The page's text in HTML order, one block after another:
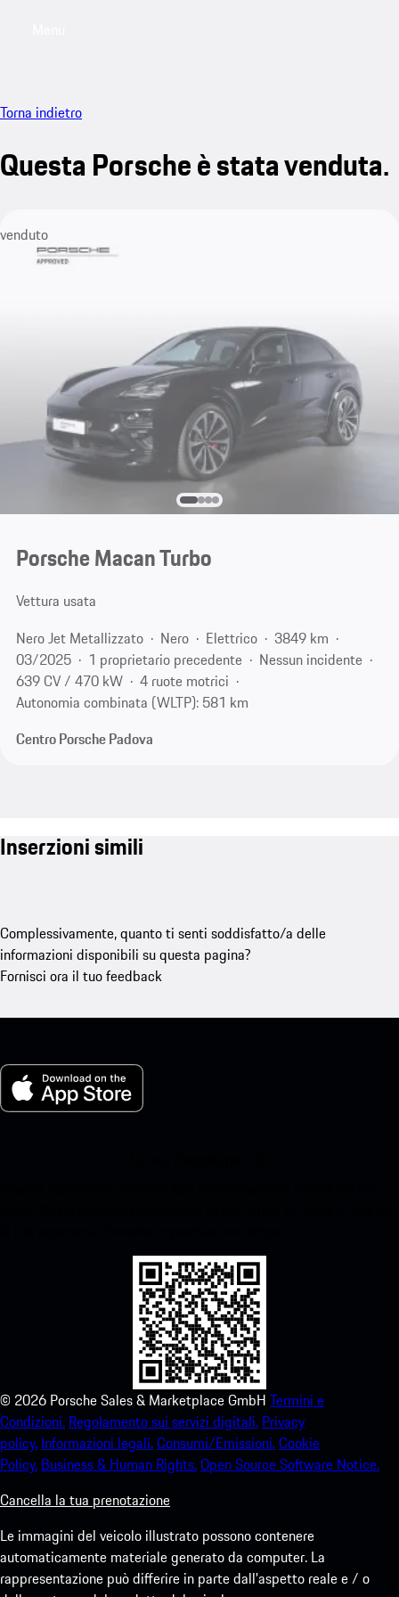
Torna indietro
Questa Porsche è stata venduta.
venduto
Porsche Macan Turbo
Vettura usata
Nero Jet Metallizzato
Nero Elettrico
3849 km
03/2025
1 proprietario precedente
Nessun incidente
639 CV / 470 kW
4 ruote motrici
Autonomia combinata (WLTP): 581 km
Centro Porsche Padova
Inserzioni simili
Complessivamente, quanto ti senti soddisfatto/a delle
informazioni disponibili su questa pagina?
Fornisci ora il tuo feedback
© 2026 Porsche Sales & Marketplace GmbH Termini e
Condizioni. Regolamento sui servizi digitali. Privacy
policy. Informazioni legali.Consumi/Emissioni.Cookie
Policy. Business & Human Rights.Open Source Software Notice.
Cancella la tua prenotazione
Le immagini del veicolo illustrato possono contenere
automaticamente materiale generato da computer. La
rappresentazione può differire in parte dall'aspetto reale e / o